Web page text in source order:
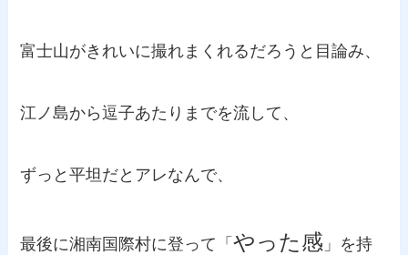
富士山がきれいに撮れまくれるだろうと目論み、
江ノ島から逗子あたりまでを流して、
ずっと平坦だとアレなんで、
最後に湘南国際村に登って「やった感 」を持